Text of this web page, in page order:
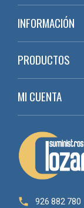
INFORMACIÓN
PRODUCTOS
MI CUENTA

926 882 780